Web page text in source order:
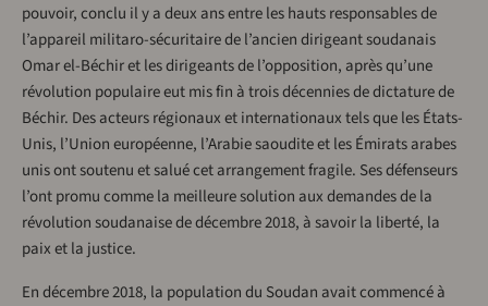
pouvoir, conclu il y a deux ans entre les hauts responsables de
l’appareil militaro-sécuritaire de l’ancien dirigeant soudanais
Omar el-Béchir et les dirigeants de l’opposition, après qu’une
révolution populaire eut mis fin à trois décennies de dictature de
Béchir. Des acteurs régionaux et internationaux tels que les États-
Unis, l’Union européenne, l’Arabie saoudite et les Émirats arabes
unis ont soutenu et salué cet arrangement fragile. Ses défenseurs
l’ont promu comme la meilleure solution aux demandes de la
révolution soudanaise de décembre 2018, à savoir la liberté, la
paix et la justice.
En décembre 2018, la population du Soudan avait commencé à